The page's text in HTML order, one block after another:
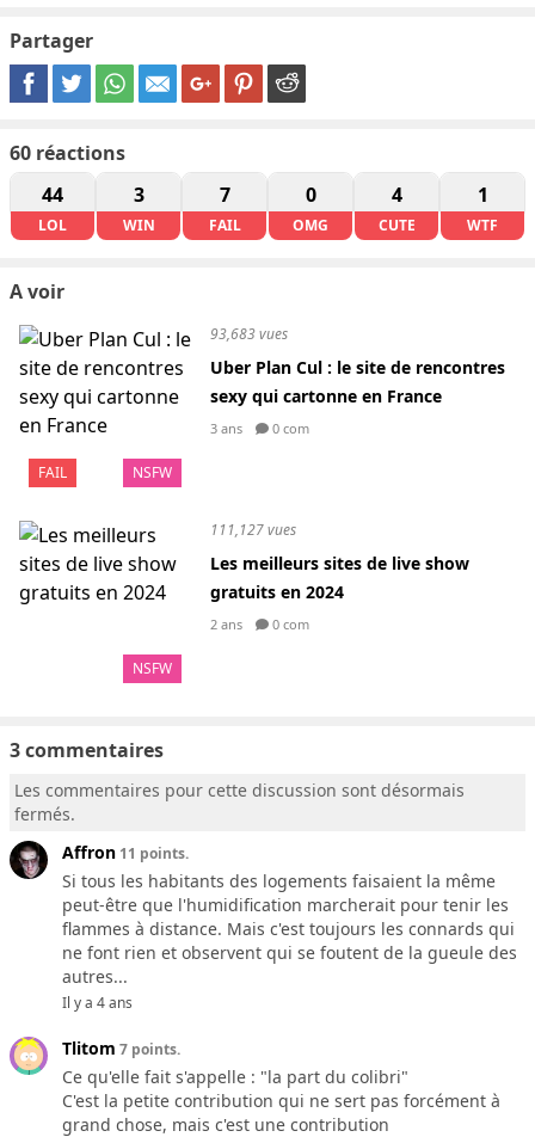
Partager
60 réactions
44
LOL
3
WIN
7
FAIL
0
OMG
4
CUTE
1
WTF
A voir
FAIL NSFW
93,683 vues
Uber Plan Cul : le site de rencontres
sexy qui cartonne en France
3 ans 0 com
NSFW
111,127 vues
Les meilleurs sites de live show
gratuits en 2024
2 ans 0 com
3 commentaires
Les commentaires pour cette discussion sont désormais
fermés.
Affron 11 points.
Si tous les habitants des logements faisaient la même
peut-être que l'humidification marcherait pour tenir les
flammes à distance. Mais c'est toujours les connards qui
ne font rien et observent qui se foutent de la gueule des
autres...
Il y a 4 ans
Tlitom 7 points.
Ce qu'elle fait s'appelle : "la part du colibri"
C'est la petite contribution qui ne sert pas forcément à
grand chose, mais c'est une contribution